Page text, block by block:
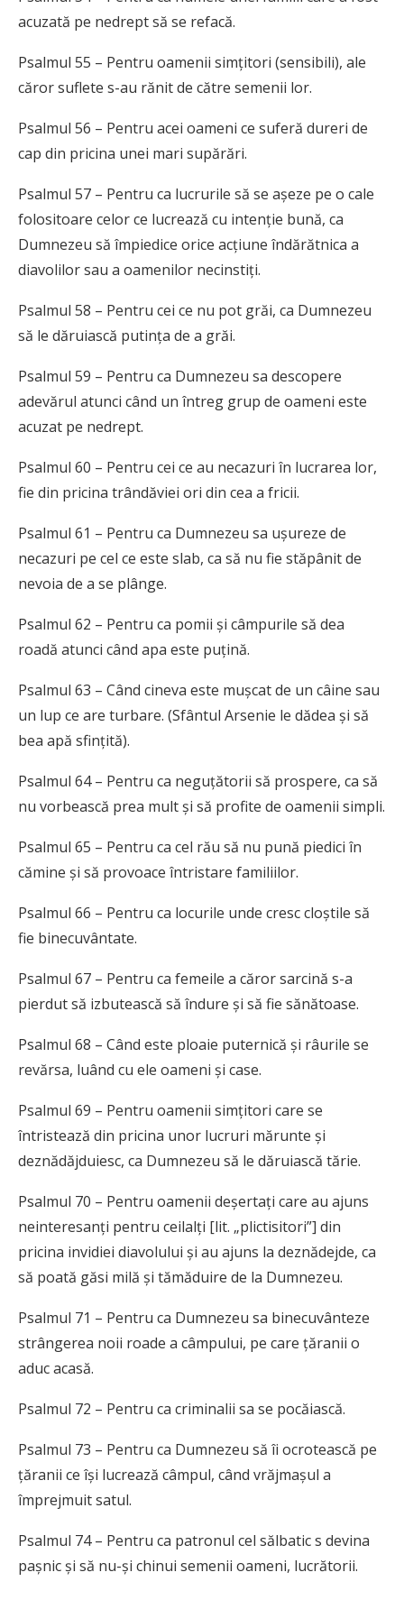
acuzată pe nedrept să se refacă.
Psalmul 55 – Pentru oamenii simțitori (sensibili), ale
căror suflete s-au rănit de către semenii lor.
Psalmul 56 – Pentru acei oameni ce suferă dureri de
cap din pricina unei mari supărări.
Psalmul 57 – Pentru ca lucrurile să se așeze pe o cale
folositoare celor ce lucrează cu intenție bună, ca
Dumnezeu să împiedice orice acțiune îndărătnica a
diavolilor sau a oamenilor necinstiți.
Psalmul 58 – Pentru cei ce nu pot grăi, ca Dumnezeu
să le dăruiască putința de a grăi.
Psalmul 59 – Pentru ca Dumnezeu sa descopere
adevărul atunci când un întreg grup de oameni este
acuzat pe nedrept.
Psalmul 60 – Pentru cei ce au necazuri în lucrarea lor,
fie din pricina trândăviei ori din cea a fricii.
Psalmul 61 – Pentru ca Dumnezeu sa ușureze de
necazuri pe cel ce este slab, ca să nu fie stăpânit de
nevoia de a se plânge.
Psalmul 62 – Pentru ca pomii și câmpurile să dea
roadă atunci când apa este puțină.
Psalmul 63 – Când cineva este mușcat de un câine sau
un lup ce are turbare. (Sfântul Arsenie le dădea și să
bea apă sfințită).
Psalmul 64 – Pentru ca neguțătorii să prospere, ca să
nu vorbească prea mult și să profite de oamenii simpli.
Psalmul 65 – Pentru ca cel rău să nu pună piedici în
cămine și să provoace întristare familiilor.
Psalmul 66 – Pentru ca locurile unde cresc cloștile să
fie binecuvântate.
Psalmul 67 – Pentru ca femeile a căror sarcină s-a
pierdut să izbutească să îndure și să fie sănătoase.
Psalmul 68 – Când este ploaie puternică și râurile se
revărsa, luând cu ele oameni și case.
Psalmul 69 – Pentru oamenii simțitori care se
întristează din pricina unor lucruri mărunte și
deznădăjduiesc, ca Dumnezeu să le dăruiască tărie.
Psalmul 70 – Pentru oamenii deșertați care au ajuns
neinteresanți pentru ceilalți [lit. „plictisitori”] din
pricina invidiei diavolului și au ajuns la deznădejde, ca
să poată găsi milă și tămăduire de la Dumnezeu.
Psalmul 71 – Pentru ca Dumnezeu sa binecuvânteze
strângerea noii roade a câmpului, pe care țăranii o
aduc acasă.
Psalmul 72 – Pentru ca criminalii sa se pocăiască.
Psalmul 73 – Pentru ca Dumnezeu să îi ocrotească pe
țăranii ce își lucrează câmpul, când vrăjmașul a
împrejmuit satul.
Psalmul 74 – Pentru ca patronul cel sălbatic s devina
pașnic și să nu-și chinui semenii oameni, lucrătorii.